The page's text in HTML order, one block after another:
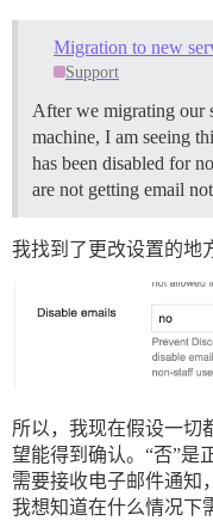
Support
After we migrating our
machine, I am seeing
has been disabled for
are not getting email
我找到了更改设置的地
所以，我现在假设一切
望能得到确认。“否”是
需要接收电子邮件通知
我想知道在什么情况下